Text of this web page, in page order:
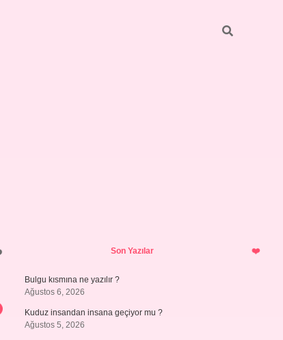
SidebarSon Yazılar
Bulgu kısmına ne yazılır ?
Ağustos 6, 2026
Kuduz insandan insana geçiyor mu ?
Ağustos 5, 2026